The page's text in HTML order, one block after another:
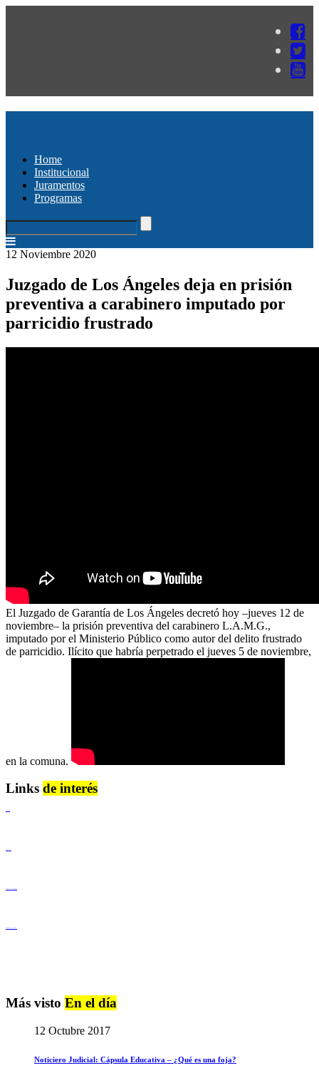
Home
Institucional
Juramentos
Programas
12 Noviembre 2020
Juzgado de Los Ángeles deja en prisión
preventiva a carabinero imputado por
parricidio frustrado
El Juzgado de Garantía de Los Ángeles decretó hoy –jueves 12 de
noviembre– la prisión preventiva del carabinero L.A.M.G.,
imputado por el Ministerio Público como autor del delito frustrado
de parricidio. Ilícito que habría perpetrado el jueves 5 de noviembre,
en la comuna.
Links de interés
Más visto En el día
12 Octubre 2017
Noticiero Judicial: Cápsula Educativa – ¿Qué es una foja?